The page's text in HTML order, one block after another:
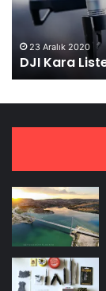
23 Aralık 2020
DJI Kara